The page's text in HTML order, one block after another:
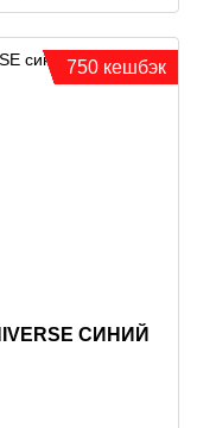
СИНИЙ
750 кешбэк